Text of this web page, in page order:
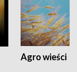
Agro wieści